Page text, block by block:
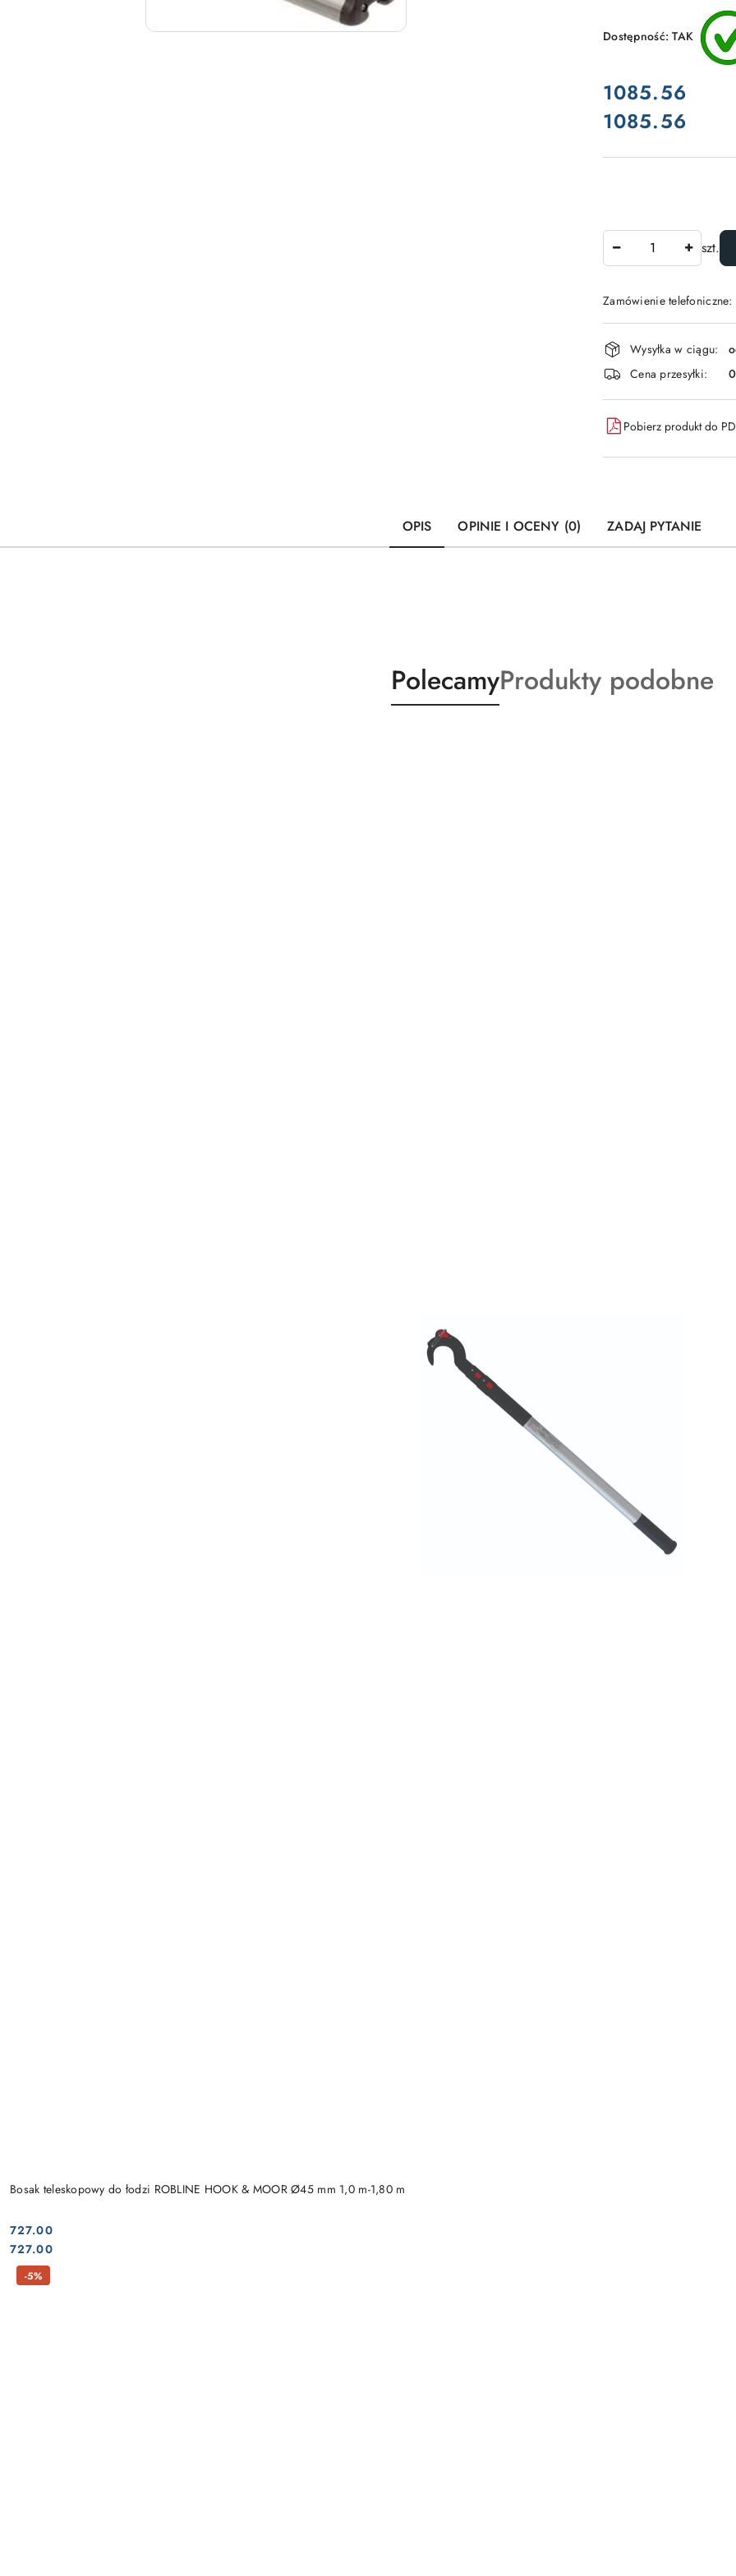
Dostępność:TAK
cena:
1085.56
Cena:
1085.56
szt.
Zamówienie
Dostępność
i
dostawa
Wysyłka w ciągu:
Cena przesyłki:
Pobierz produkt do
OPIS OPINIE I OCENY (0) ZADAJ PYTANIE
Produkty
o
PolecamyProdukty
o
Produkty podobne
Bosak teleskopowy do łodzi ROBLINE HOOK & MOOR Ø45 mm 1,0 m-1,80 m
Cena:
727.00
Cena:
727.00
-5%